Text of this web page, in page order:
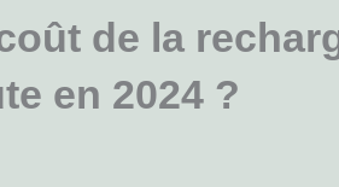
de la
en 2024 ?